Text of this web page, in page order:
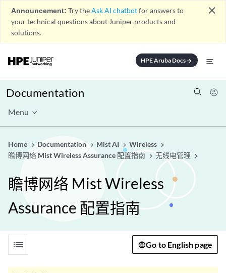
Announcement: Try theAsk AI chatbotfor answers to
your technical questions about Juniper products and
solutions.
close
HPE Aruba Docsarrow_forward
Documentation
Menu
Home Documentation Mist AI
Wireless
瞻博网络 Mist Wireless Assurance 配置指南
无线电管理
瞻博网络 Mist Wireless
Assurance 配置指南
list Go to English page